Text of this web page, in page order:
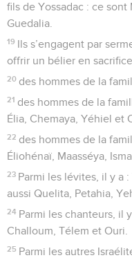
fils de Yossadac : ce sont
Guedalia.
19 Ils s’engagent par
offrir un bélier en
20 des hommes de la
21 des hommes de la
Élia, Chemaya, Yéhiel et
22 des hommes de la
Éliohénaï, Maasséya,
23 Parmi les lévites, il y a
aussi Quelita, Petahia,
24 Parmi les chanteurs, il
Challoum, Télem et Ouri.
25 Parmi les autres